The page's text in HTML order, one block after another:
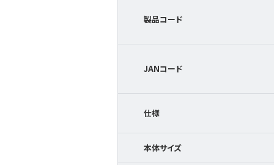
製品コード
JANコード
仕様
本体サイズ